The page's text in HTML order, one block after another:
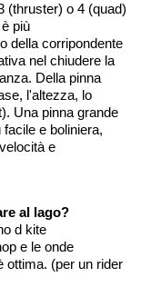
(thruster) o 4 (quad)
più
della corripondente
nel chiudere la
Della pinna
l'altezza, lo
Una pinna grande
e boliniera,
e
al lago?
d kite
e le onde
ottima. (per un rider